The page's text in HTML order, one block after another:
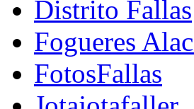
Distrito Fallas
Fogueres
FotosFallas